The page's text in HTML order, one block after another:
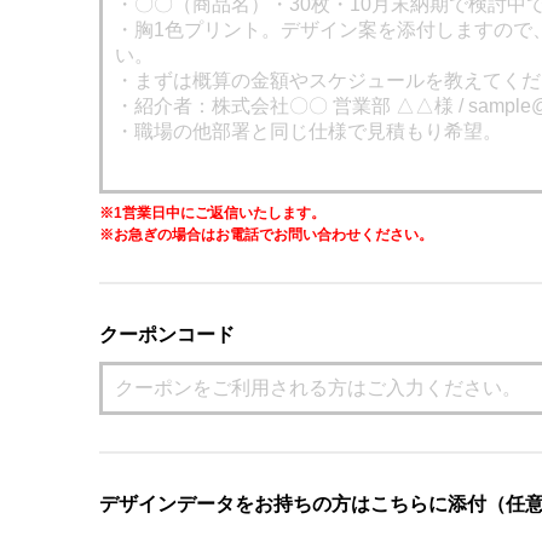
※1営業日中にご返信いたします。
※お急ぎの場合はお電話でお問い合わせください。
クーポンコード
デザインデータをお持ちの方はこちらに添付（任